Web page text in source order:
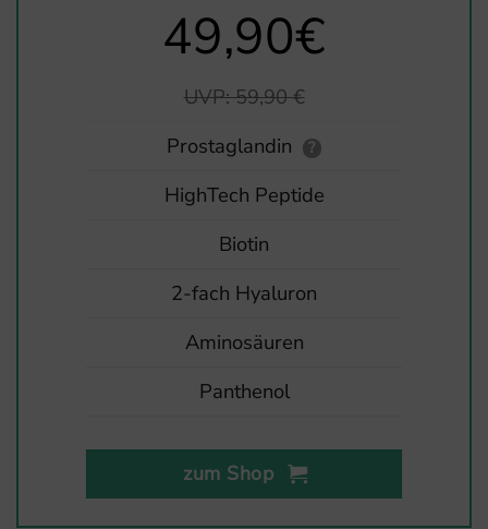
49,90€
UVP: 59,90 €
Prostaglandin
?
HighTech Peptide
Biotin
2-fach Hyaluron
Aminosäuren
Panthenol
zum Shop